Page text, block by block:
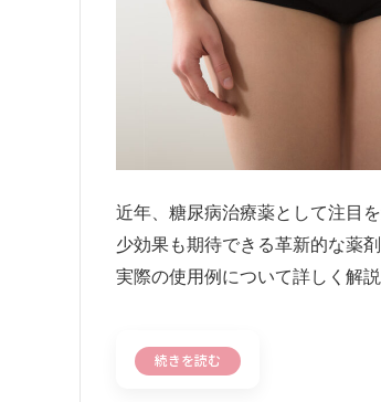
近年、糖尿病治療薬として注目
少効果も期待できる革新的な薬
実際の使用例について詳しく解説
続きを読む